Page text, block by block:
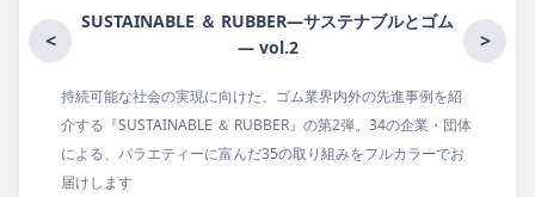
< >
サステナブルとゴム
業界内外の先進事例を紹
』の第2弾。34の企業・団体
り組みをフルカラーでお
月刊ラバーインダスト
ゴム報知新聞の姉妹誌。ゴム・エラス
の動向、新製品・技術、原材料動向、
タビュー、海外企業情報、統計などを